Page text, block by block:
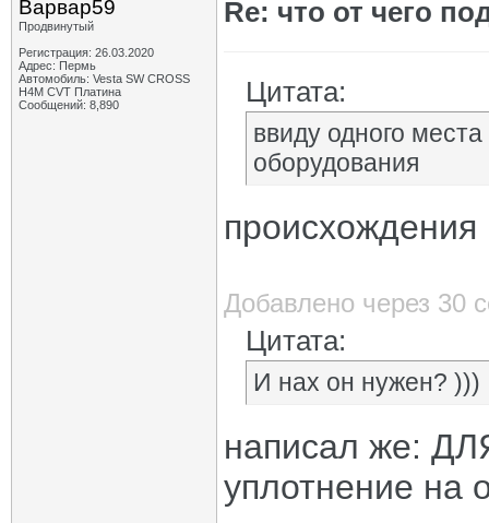
Варвар59
Продвинутый
Регистрация: 26.03.2020
Адрес: Пермь
Автомобиль: Vesta SW CROSS
H4M CVT Платина
Сообщений: 8,890
Re: что от чего
Цитата:
ввиду одного
оборудования
Добавлено через 30
Цитата:
И нах он нужен? )))
написал же:
уплотнение на